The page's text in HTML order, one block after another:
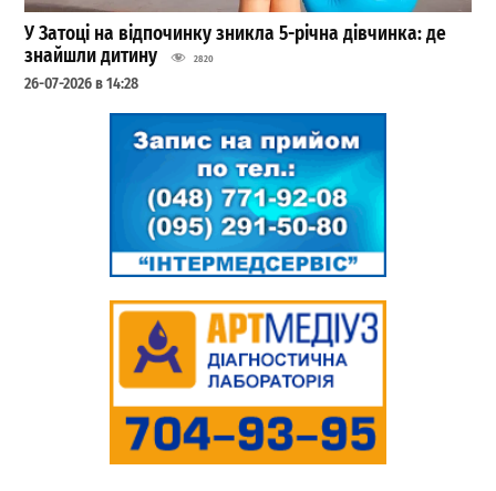
У Затоці на відпочинку зникла 5-річна дівчинка: де
знайшли дитину
2820
26-07-2026 в 14:28